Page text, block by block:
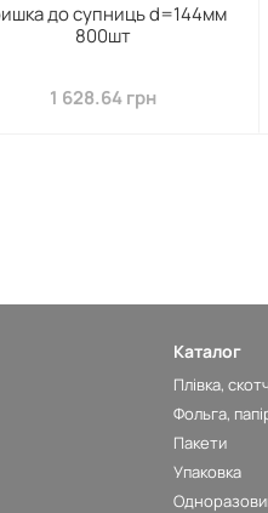
до супниць d=144мм
800шт
1 628.64 грн
Каталог
Плівка, скотч
Фольга,
Пакети
Упаковка